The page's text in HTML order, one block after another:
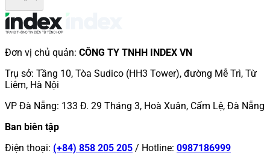
Đơn vị chủ quản: CÔNG TY TNHH INDEX VN
Trụ sở: Tầng 10, Tòa Sudico (HH3 Tower), đường Mễ Trì, Từ
Liêm, Hà Nội
VP Đà Nẵng: 133 Đ. 29 Tháng 3, Hoà Xuân, Cẩm Lệ, Đà Nẵng
Ban biên tập
Điện thoại: (+84) 858 205 205 / Hotline: 0987186999